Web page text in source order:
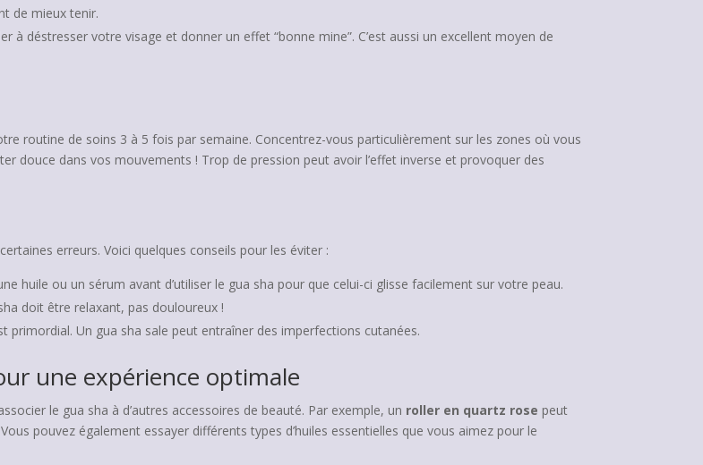
de mieux tenir.
à déstresser votre visage et donner un effet “bonne mine”. C’est aussi un excellent moyen de
routine de soins 3 à 5 fois par semaine. Concentrez-vous particulièrement sur les zones où vous
douce dans vos mouvements ! Trop de pression peut avoir l’effet inverse et provoquer des
erreurs. Voici quelques conseils pour les éviter :
huile ou un sérum avant d’utiliser le gua sha pour que celui-ci glisse facilement sur votre peau.
doit être relaxant, pas douloureux !
primordial. Un gua sha sale peut entraîner des imperfections cutanées.
une expérience optimale
le gua sha à d’autres accessoires de beauté. Par exemple, un roller en quartz rose peut
pouvez également essayer différents types d’huiles essentielles que vous aimez pour le